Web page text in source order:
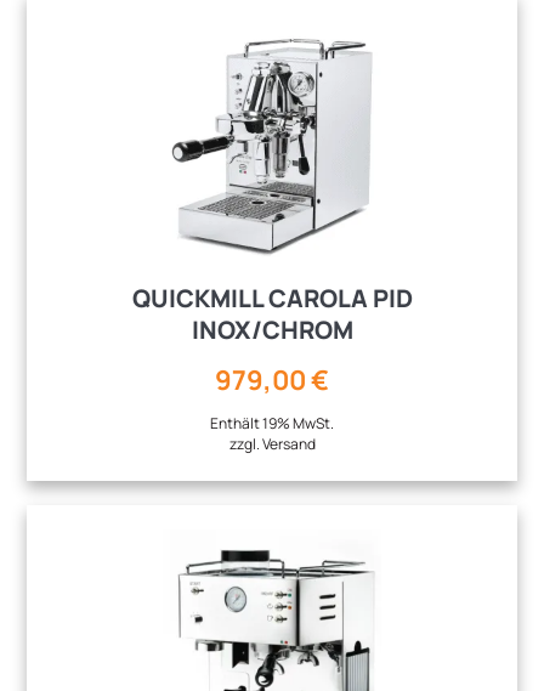
QUICKMILL CAROLA PID
INOX/CHROM
979,00€
Enthält 19% MwSt.
zzgl.Versand